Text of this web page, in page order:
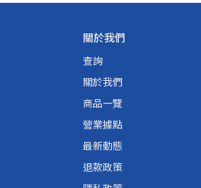
關於我們
查詢
關於我們
商品一覽
營業據點
最新動態
退款政策